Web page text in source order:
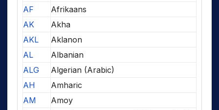
AF
Afrikaans
AK
Akha
AKL
Aklanon
AL
Albanian
ALG
Algerian (Arabic)
AH
Amharic
AM
Amoy